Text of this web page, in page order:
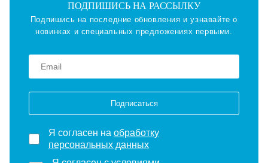
ПОДПИШИСЬ НА РАССЫЛКУ
Подпишись на последние обновления и узнавайте о
новинках и специальных предложениях первыми.
Подписаться
Я согласен на обработку
персональных данных